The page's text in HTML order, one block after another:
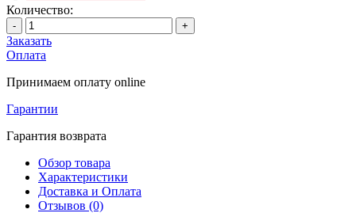
Количество:
- +
Заказать
Оплата
Принимаем оплату online
Гарантии
Гарантия возврата
Обзор товара
Характеристики
Доставка и Оплата
Отзывов (0)